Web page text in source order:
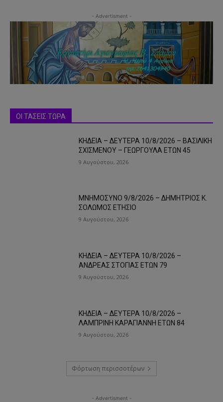
- Advertisment -
ΟΙ ΤΑΣΕΙΣ ΤΩΡΑ
ΚΗΔΕΙΑ – ΔΕΥΤΕΡΑ 10/8/2026 – ΒΑΣΙΛΙΚΗ
ΣΧΙΣΜΕΝΟΥ – ΓΕΩΡΓΟΥΛΑ ΕΤΩΝ 45
9 Αυγούστου, 2026
ΜΝΗΜΟΣΥΝΟ 9/8/2026 – ΔΗΜΗΤΡΙΟΣ Κ.
ΣΟΛΩΜΟΣ ΕΤΗΣΙΟ
9 Αυγούστου, 2026
ΚΗΔΕΙΑ – ΔΕΥΤΕΡΑ 10/8/2026 –
ΑΝΔΡΕΑΣ ΣΤΟΓΙΑΣ ΕΤΩΝ 79
9 Αυγούστου, 2026
ΚΗΔΕΙΑ – ΔΕΥΤΕΡΑ 10/8/2026 –
ΛΑΜΠΡΙΝΗ ΚΑΡΑΓΙΑΝΝΗ ΕΤΩΝ 84
9 Αυγούστου, 2026
Φόρτωση περισσοτέρων
- Advertisment -